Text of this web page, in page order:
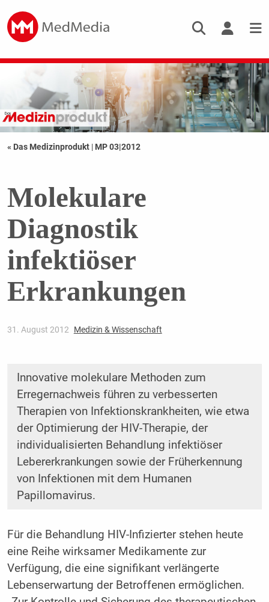
« Das Medizinprodukt | MP 03|2012
Molekulare
Diagnostik
infektiöser
Erkrankungen
31. August 2012 Medizin & Wissenschaft
Innovative molekulare Methoden zum
Erregernachweis führen zu verbesserten
Therapien von Infektionskrankheiten, wie etwa
der Optimierung der HIV-Therapie, der
individualisierten Behandlung infektiöser
Lebererkrankungen sowie der Früherkennung
von Infektionen mit dem Humanen
Papillomavirus.
Für die Behandlung HIV-Infizierter stehen heute
eine Reihe wirksamer Medikamente zur
Verfügung, die eine signifikant verlängerte
Lebenserwartung der Betroffenen ermöglichen.